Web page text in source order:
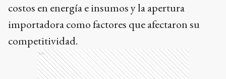
costos en energía e insumos y la apertura
importadora como factores que afectaron su
competitividad.
Ads